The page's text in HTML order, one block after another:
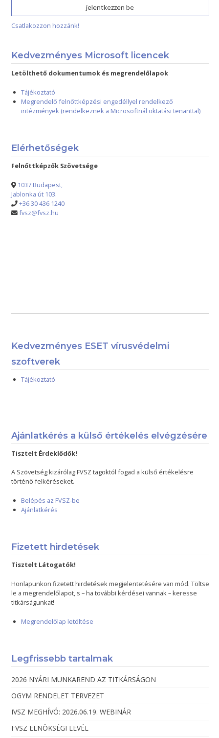
Csatlakozzon hozzánk!
Kedvezményes Microsoft licencek
Letölthető dokumentumok és megrendelőlapok
Tájékoztató
Megrendelő felnőttképzési engedéllyel rendelkező
intézmények (rendelkeznek a Microsoftnál oktatási tenanttal)
Elérhetőségek
Felnőttképzők Szövetsége
1037 Budapest,
Jablonka út 103.
+36 30 436 1240
fvsz@fvsz.hu
Kedvezményes ESET vírusvédelmi
szoftverek
Tájékoztató
Ajánlatkérés a külső értékelés elvégzésére
Tisztelt Érdeklődők!
A Szövetség kizárólag FVSZ tagoktól fogad a külső értékelésre
történő felkéréseket.
Belépés az FVSZ-be
Ajánlatkérés
Fizetett hirdetések
Tisztelt Látogatók!
Honlapunkon fizetett hirdetések megjelentetésére van mód. Töltse
le a megrendelőlapot, s – ha további kérdései vannak – keresse
titkárságunkat!
Megrendelőlap letöltése
Legfrissebb tartalmak
2026 NYÁRI MUNKAREND AZ TITKÁRSÁGON
OGYM RENDELET TERVEZET
IVSZ MEGHÍVÓ: 2026.06.19. WEBINÁR
FVSZ ELNÖKSÉGI LEVÉL